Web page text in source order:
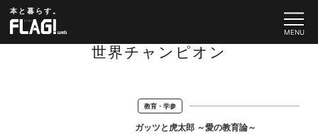
本と暮らす。
世界チャンピオン
教育・学参
ガッツと虎太郎 ～愛の教育論～